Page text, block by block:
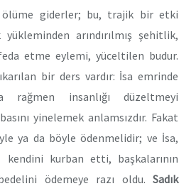
giderler; bu, trajik bir etki
yükleminden arındırılmış şehitlik,
etme eylemi, yüceltilen budur.
bir ders vardır: İsa emrinde
rağmen insanlığı düzeltmeyi
yinelemek anlamsızdır. Fakat
ya da böyle ödenmelidir; ve İsa,
kendini kurban etti, başkalarının
ödemeye razı oldu. Sadık